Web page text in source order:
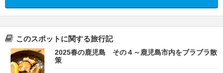
このスポットに関する旅行記
2025春の鹿児島 その４～鹿児島市内をブラブラ散
策